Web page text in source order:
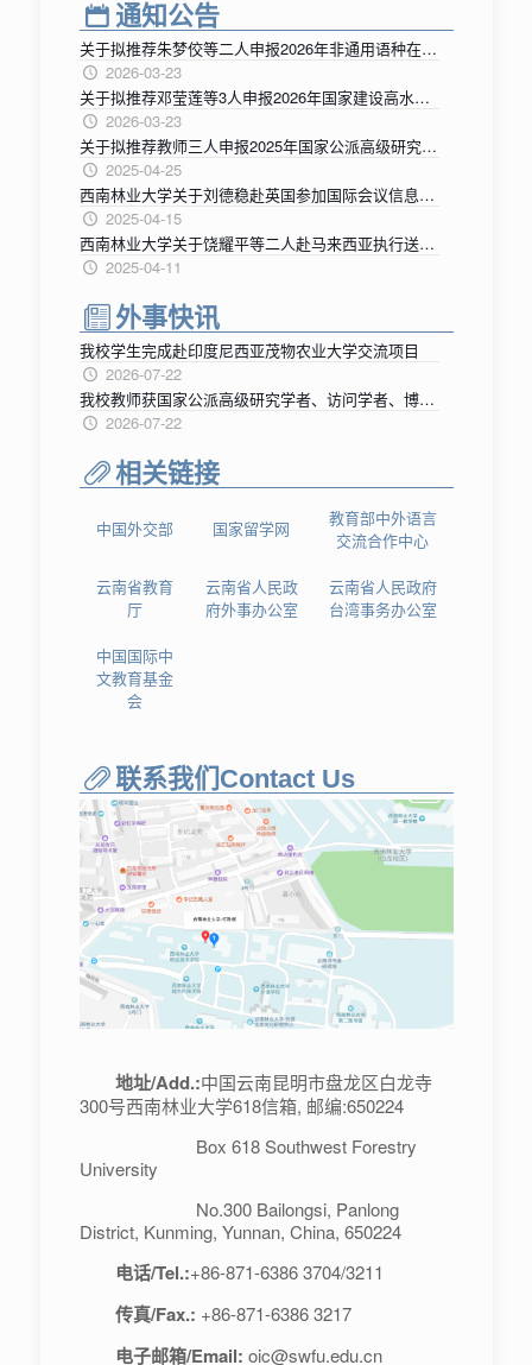
通知公告
关于拟推荐朱梦佼等二人申报2026年非通用语种在校本科生出国留学项目的公示
2026-03-23
关于拟推荐邓莹莲等3人申报2026年国家建设高水平大学公派研究生项目的公示
2026-03-23
关于拟推荐教师三人申报2025年国家公派高级研究学者、访问学者项目的公示
2025-04-25
西南林业大学关于刘德稳赴英国参加国际会议信息的公示
2025-04-15
西南林业大学关于饶耀平等二人赴马来西亚执行送学生海外学习交流任务信息的公示
2025-04-11
外事快讯
我校学生完成赴印度尼西亚茂物农业大学交流项目
2026-07-22
我校教师获国家公派高级研究学者、访问学者、博士后项目录取
2026-07-22
相关链接
中国外交部 国家留学网
教育部中外语言
交流合作中心
云南省教育
厅
云南省人民政
府外事办公室
云南省人民政府
台湾事务办公室
中国国际中
文教育基金
会
联系我们Contact Us
地址/Add.:中国云南昆明市盘龙区白龙寺
300号西南林业大学618信箱, 邮编:650224
Box 618 Southwest Forestry
University
No.300 Bailongsi, Panlong
District, Kunming, Yunnan, China, 650224
电话/Tel.:+86-871-6386 3704/3211
传真/Fax.: +86-871-6386 3217
电子邮箱/Email: oic@swfu.edu.cn